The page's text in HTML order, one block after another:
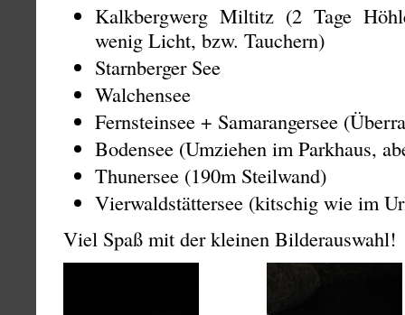
Kalkbergwerg Miltitz (2 Tage
wenig Licht, bzw. Tauchern)
Starnberger See
Walchensee
Fernsteinsee + Samarangersee
Bodensee (Umziehen im Parkhaus,
Thunersee (190m Steilwand)
Vierwaldstättersee (kitschig wie im
Viel Spaß mit der kleinen Bilderauswahl!